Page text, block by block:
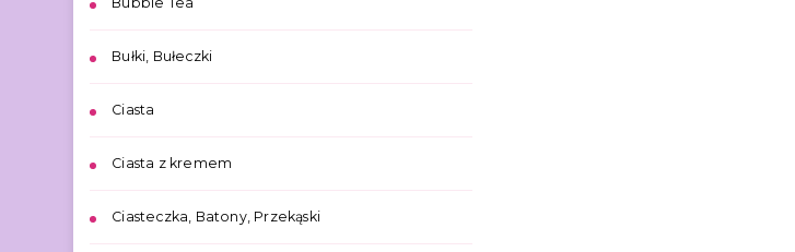
Bułki, Bułeczki
Ciasta
Ciasta z kremem
Ciasteczka, Batony, Przekąski